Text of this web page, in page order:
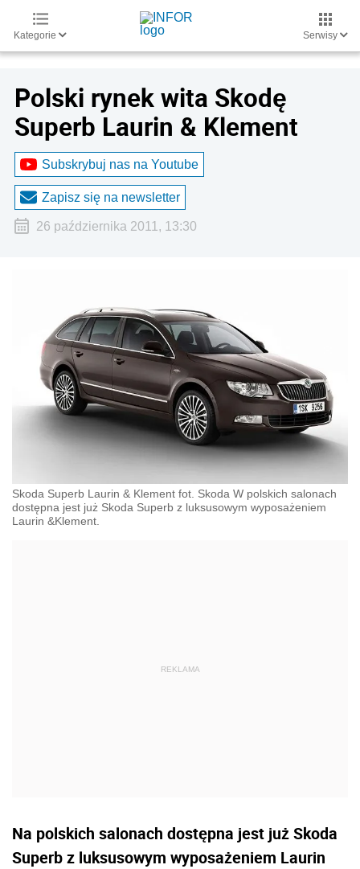
Kategorie Serwisy
Polski rynek wita Skodę
Superb Laurin & Klement
Subskrybuj nas na Youtube
Zapisz się na newsletter
26 października 2011, 13:30
Skoda Superb Laurin & Klement fot. Skoda W polskich salonach
dostępna jest już Skoda Superb z luksusowym wyposażeniem
Laurin &Klement.
Na polskich salonach dostępna jest już Skoda
Superb z luksusowym wyposażeniem Laurin